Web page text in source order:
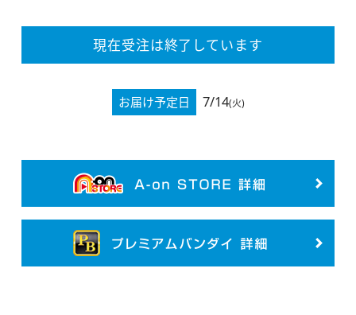
現在受注は終了しています
お届け予定日 7/14(火)